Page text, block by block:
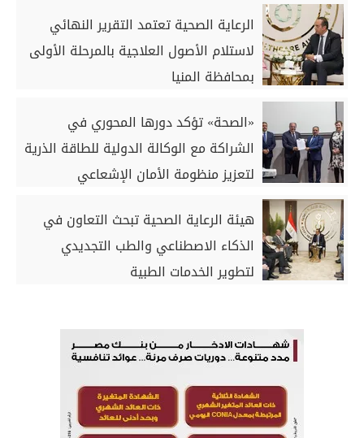
الرعاية الصحية تعتمد التقرير النهائي
لاستلام الأصول العلاجية بالمرحلة الأولى
بمحافظة المنيا
«الصحة» تؤكد دورها المحوري في
الشراكة مع الوكالة الدولية للطاقة الذرية
لتعزيز منظومة الأمان الإشعاعي
هيئة الرعاية الصحية تبحث التعاون في
الذكاء الاصطناعي والطب التجديدي
لتطوير الخدمات الطبية